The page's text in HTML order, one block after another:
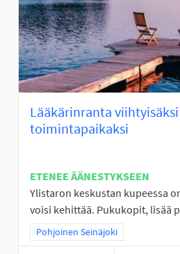
Lääkärinranta
toimintapaikaksi
ETENEE ÄÄNESTYKSEEN
Ylistaron keskustan kupeessa
voisi kehittää. Pukukopit, lisää
Rajaa tulokset teeman mukaan:
Pohjoinen Seinäjoki